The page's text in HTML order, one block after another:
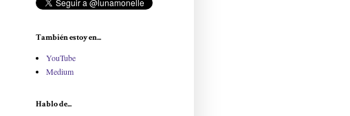
También estoy en...
YouTube
Medium
Hablo de...